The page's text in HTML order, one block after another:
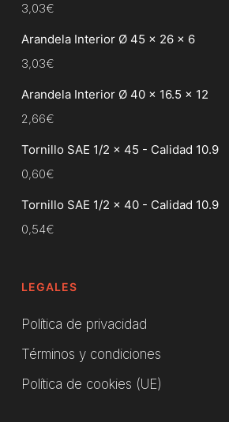
3,03€
Arandela Interior Ø 45 x 26 x 6
3,03€
Arandela Interior Ø 40 x 16.5 x 12
2,66€
Tornillo SAE 1/2 x 45 - Calidad 10.9
0,60€
Tornillo SAE 1/2 x 40 - Calidad 10.9
0,54€
LEGALES
Política de privacidad
Términos y condiciones
Política de cookies (UE)